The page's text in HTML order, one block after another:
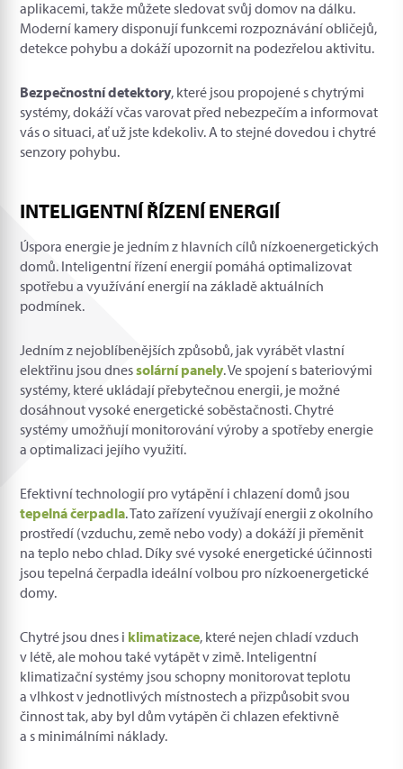
aplikacemi, takže můžete sledovat svůj domov na dálku.
Moderní kamery disponují funkcemi rozpoznávání obličejů,
detekce pohybu a dokáží upozornit na podezřelou aktivitu.
Bezpečnostní detektory, které jsou propojené s chytrými
systémy, dokáží včas varovat před nebezpečím a informovat
vás o situaci, ať už jste kdekoliv. A to stejné dovedou i chytré
senzory pohybu.
INTELIGENTNÍ ŘÍZENÍ ENERGIÍ
Úspora energie je jedním z hlavních cílů nízkoenergetických
domů. Inteligentní řízení energií pomáhá optimalizovat
spotřebu a využívání energií na základě aktuálních
podmínek.
Jedním z nejoblíbenějších způsobů, jak vyrábět vlastní
elektřinu jsou dnessolární panely. Ve spojení s bateriovými
systémy, které ukládají přebytečnou energii, je možné
dosáhnout vysoké energetické soběstačnosti. Chytré
systémy umožňují monitorování výroby a spotřeby energie
a optimalizaci jejího využití.
Efektivní technologií pro vytápění i chlazení domů jsou
tepelná čerpadla. Tato zařízení využívají energii z okolního
prostředí (vzduchu, země nebo vody) a dokáží ji přeměnit
na teplo nebo chlad. Díky své vysoké energetické účinnosti
jsou tepelná čerpadla ideální volbou pro nízkoenergetické
domy.
Chytré jsou dnes i klimatizace, které nejen chladí vzduch
v létě, ale mohou také vytápět v zimě. Inteligentní
klimatizační systémy jsou schopny monitorovat teplotu
a vlhkost v jednotlivých místnostech a přizpůsobit svou
činnost tak, aby byl dům vytápěn či chlazen efektivně
a s minimálními náklady.